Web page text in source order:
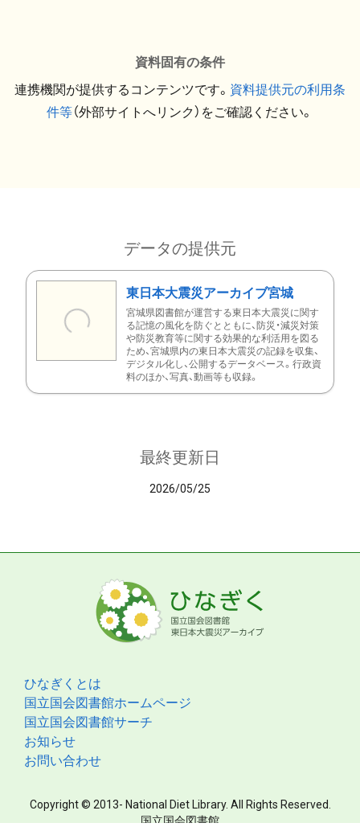
資料固有の条件
連携機関が提供するコンテンツです。 資料提供元の利用条
件等（外部サイトへリンク）をご確認ください。
データの提供元
東日本大震災アーカイブ宮城
宮城県図書館が運営する東日本大震災に関す
る記憶の風化を防ぐとともに、防災・減災対策
や防災教育等に関する効果的な利活用を図る
ため、宮城県内の東日本大震災の記録を収集、
デジタル化し、公開するデータベース。行政資
料のほか、写真、動画等も収録。
最終更新日
2026/05/25
ひなぎくとは
国立国会図書館ホームページ
国立国会図書館サーチ
お知らせ
お問い合わせ
Copyright © 2013- National Diet Library. All Rights Reserved.